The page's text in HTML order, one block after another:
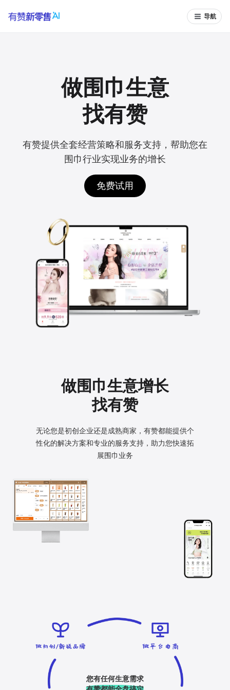
导航
做围巾生意
找有赞
有赞提供全套经营策略和服务支持，帮助您在
围巾行业实现业务的增长
免费试用
做围巾生意增长
找有赞
无论您是初创企业还是成熟商家，有赞都能提供个
性化的解决方案和专业的服务支持，助力您快速拓
展围巾业务
您有任何生意需求